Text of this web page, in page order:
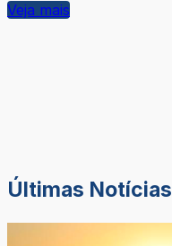
Veja mais
Últimas Notícias